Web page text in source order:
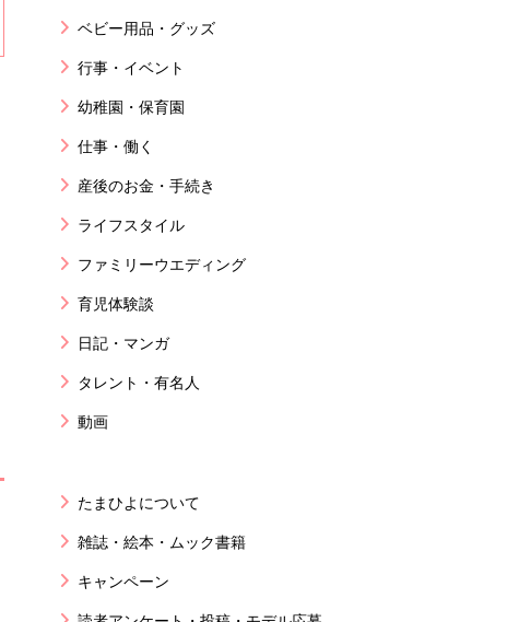
ベビー用品・グッズ
行事・イベント
幼稚園・保育園
仕事・働く
産後のお金・手続き
ライフスタイル
ファミリーウエディング
育児体験談
日記・マンガ
タレント・有名人
動画
たまひよについて
雑誌・絵本・ムック書籍
キャンペーン